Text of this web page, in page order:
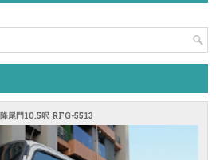
尾門10.5呎 RFG-5513